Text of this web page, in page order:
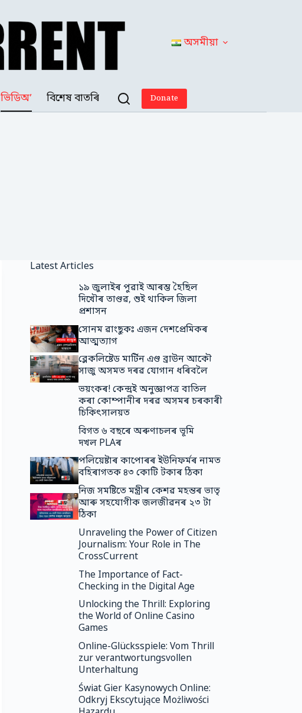
অসমীয়া
ভিডিঅ’ বিশেষ বাতৰি Donate
Latest Articles
১৯ জুলাইৰ পুৱাই আৰম্ভ হৈছিল
দিখৌৰ তাণ্ডৱ, শুই থাকিল জিলা
প্ৰশাসন
সোনম ৱাংছুকঃ এজন দেশপ্ৰেমিকৰ
আত্মত্যাগ
ব্লেকলিষ্টেড মাৰ্টিন এণ্ড ব্ৰাউন আকৌ
সাজু অসমত দৰৱ যোগান ধৰিবলৈ
ভয়ংকৰ! কেন্দ্ৰই অনুজ্ঞাপত্ৰ বাতিল
কৰা কোম্পানীৰ দৰৱ অসমৰ চৰকাৰী
চিকিৎসালয়ত
বিগত ৬ বছৰে অৰুণাচলৰ ভূমি
দখল PLAৰ
পলিয়েষ্টাৰ কাপোৰৰ ইউনিফর্মৰ নামত
বহিৰাগতক ৪৩ কোটি টকাৰ ঠিকা
নিজ সমষ্টিতে মন্ত্ৰীৰ কেশৱ মহন্তৰ ভাতৃ
আৰু সহযোগীক জলজীৱনৰ ২৩ টা
ঠিকা
Unraveling the Power of Citizen
Journalism: Your Role in The
CrossCurrent
The Importance of Fact-
Checking in the Digital Age
Unlocking the Thrill: Exploring
the World of Online Casino
Games
Online-Glücksspiele: Vom Thrill
zur verantwortungsvollen
Unterhaltung
Świat Gier Kasynowych Online:
Odkryj Ekscytujące Możliwości